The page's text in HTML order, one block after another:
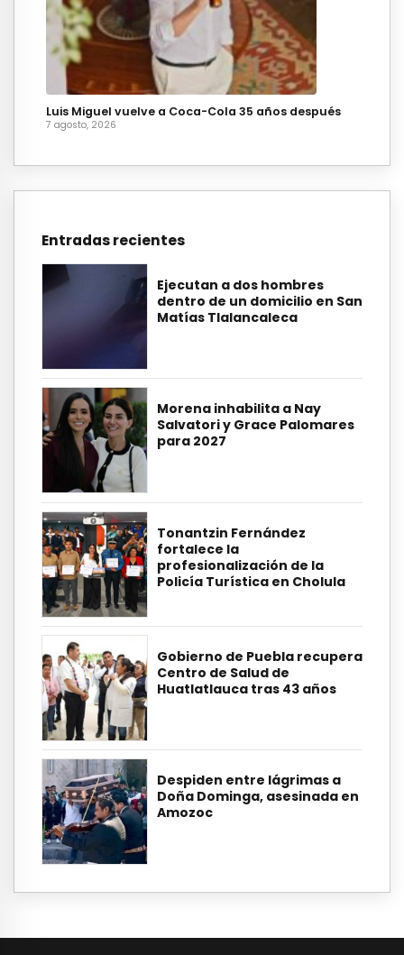
Luis Miguel vuelve a Coca-Cola 35 años después
7 agosto, 2026
Entradas recientes
Ejecutan a dos hombres
dentro de un domicilio en San
Matías Tlalancaleca
Morena inhabilita a Nay
Salvatori y Grace Palomares
para 2027
Tonantzin Fernández
fortalece la
profesionalización de la
Policía Turística en Cholula
Gobierno de Puebla recupera
Centro de Salud de
Huatlatlauca tras 43 años
Despiden entre lágrimas a
Doña Dominga, asesinada en
Amozoc